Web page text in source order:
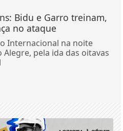
Bidu e Garro treinam,
no ataque
Internacional na noite
pela ida das oitavas